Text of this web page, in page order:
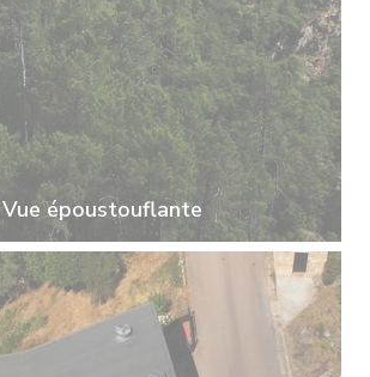
Vue époustouflante